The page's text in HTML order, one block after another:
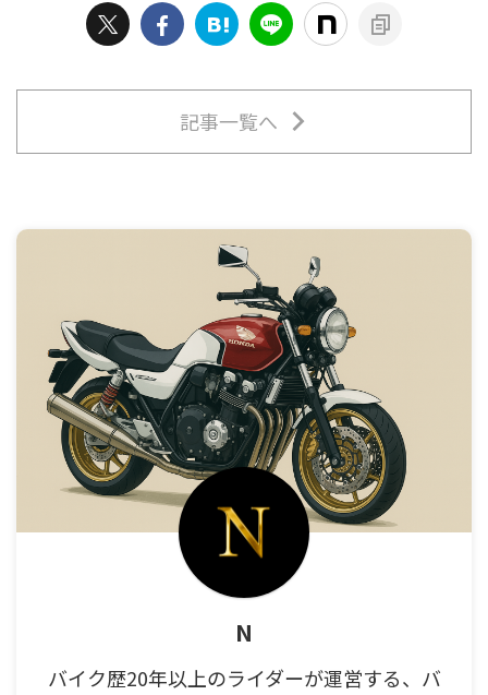
記事一覧へ
N
バイク歴20年以上のライダーが運営する、バ